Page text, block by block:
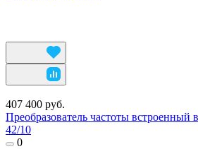
407 400 руб.
Преобразователь частоты
42/10
0